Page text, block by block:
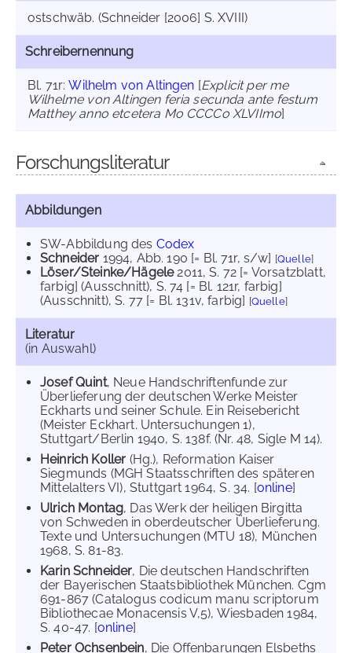
ostschwäb. (Schneider [2006] S. XVIII)
Schreibernennung
Bl. 71r:Wilhelm von Altingen [Explicit per me
Wilhelme von Altingen feria secunda ante festum
Matthey anno etcetera Mo CCCCo XLVIImo]
Forschungsliteratur
Abbildungen
SW-Abbildung des Codex
Schneider 1994, Abb. 190 [= Bl. 71r, s/w] [Quelle]
Löser/Steinke/Hägele2011, S. 72 [= Vorsatzblatt,
farbig] (Ausschnitt), S. 74 [= Bl. 121r, farbig]
(Ausschnitt), S. 77 [= Bl. 131v, farbig] [Quelle]
Literatur
(in Auswahl)
Josef Quint, Neue Handschriftenfunde zur
Überlieferung der deutschen Werke Meister
Eckharts und seiner Schule. Ein Reisebericht
(Meister Eckhart. Untersuchungen 1),
Stuttgart/Berlin 1940, S. 138f. (Nr. 48, Sigle M 14).
Heinrich Koller (Hg.), Reformation Kaiser
Siegmunds (MGH Staatsschriften des späteren
Mittelalters VI), Stuttgart 1964, S. 34. [online]
Ulrich Montag, Das Werk der heiligen Birgitta
von Schweden in oberdeutscher Überlieferung.
Texte und Untersuchungen (MTU 18), München
1968, S. 81-83.
Karin Schneider, Die deutschen Handschriften
der Bayerischen Staatsbibliothek München. Cgm
691-867 (Catalogus codicum manu scriptorum
Bibliothecae Monacensis V,5), Wiesbaden 1984,
S. 40-47. [online]
Peter Ochsenbein, Die Offenbarungen Elsbeths